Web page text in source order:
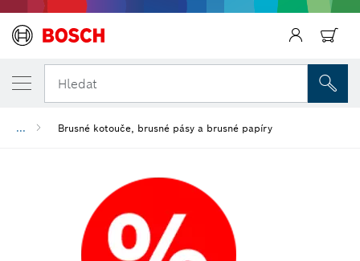
Hledat
... Brusné kotouče, brusné pásy a brusné papíry